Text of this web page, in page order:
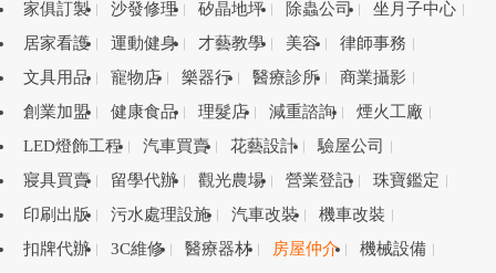
家俱訂製
沙發修理 矽晶地坪 除蟲公司
坐月子中心
居家看護
運動健身 才藝教學 美容
律師事務
文具用品
寵物店 樂器行 醫療診所
商業攝影
創業加盟
健康食品 理髮店 減重諮詢
煙火工廠
LED燈飾工程
汽車買賣 花藝設計
驗屋公司
寢具買賣
留學代辦 觀光農場 營業登記
珠寶鑑定
印刷出版
污水處理設施 汽車改裝
機車改裝
扣牌代辦
3C維修 醫療器材 房屋仲介
機械設備